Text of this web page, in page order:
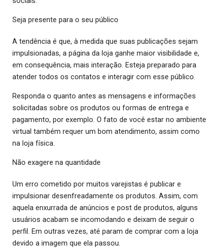
Seja presente para o seu público
A tendência é que, à medida que suas publicações sejam
impulsionadas, a página da loja ganhe maior visibilidade e,
em consequência, mais interação. Esteja preparado para
atender todos os contatos e interagir com esse público.
Responda o quanto antes as mensagens e informações
solicitadas sobre os produtos ou formas de entrega e
pagamento, por exemplo. O fato de você estar no ambiente
virtual também requer um bom atendimento, assim como
na loja física.
Não exagere na quantidade
Um erro cometido por muitos varejistas é publicar e
impulsionar desenfreadamente os produtos. Assim, com
aquela enxurrada de anúncios e post de produtos, alguns
usuários acabam se incomodando e deixam de seguir o
perfil. Em outras vezes, até param de comprar com a loja
devido a imagem que ela passou.